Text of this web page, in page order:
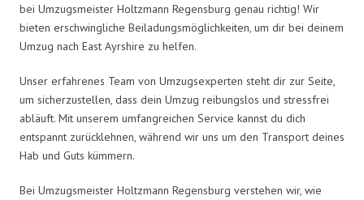
bei Umzugsmeister Holtzmann Regensburg genau richtig! Wir
bieten erschwingliche Beiladungsmöglichkeiten, um dir bei deinem
Umzug nach East Ayrshire zu helfen.
Unser erfahrenes Team von Umzugsexperten steht dir zur Seite,
um sicherzustellen, dass dein Umzug reibungslos und stressfrei
abläuft. Mit unserem umfangreichen Service kannst du dich
entspannt zurücklehnen, während wir uns um den Transport deines
Hab und Guts kümmern.
Bei Umzugsmeister Holtzmann Regensburg verstehen wir, wie